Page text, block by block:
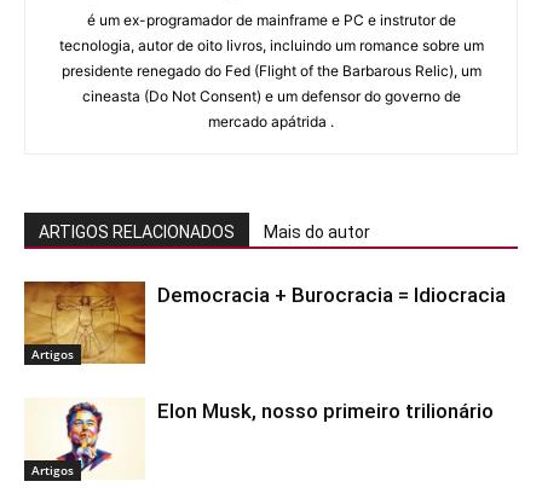
é um ex-programador de mainframe e PC e instrutor de
tecnologia, autor de oito livros, incluindo um romance sobre um
presidente renegado do Fed (Flight of the Barbarous Relic), um
cineasta (Do Not Consent) e um defensor do governo de
mercado apátrida .
ARTIGOS RELACIONADOS Mais do autor
Artigos
Democracia + Burocracia = Idiocracia
Artigos
Elon Musk, nosso primeiro trilionário